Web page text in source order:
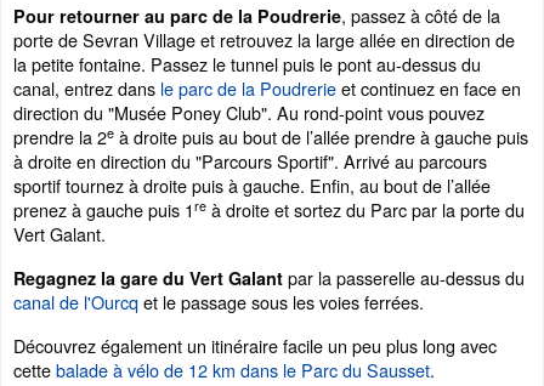
Pour retourner au parc de la Poudrerie, passez à côté de la
porte de Sevran Village et retrouvez la large allée en direction de
la petite fontaine. Passez le tunnel puis le pont au-dessus du
canal, entrez dans le parc de la Poudrerieet continuez en face en
direction du "Musée Poney Club". Au rond-point vous pouvez
prendre la 2e à droite puis au bout de l’allée prendre à gauche puis
à droite en direction du "Parcours Sportif". Arrivé au parcours
sportif tournez à droite puis à gauche. Enfin, au bout de l’allée
prenez à gauche puis 1 re à droite et sortez du Parc par la porte du
Vert Galant.
Regagnez la gare du Vert Galant par la passerelle au-dessus du
canal de l'Ourcqet le passage sous les voies ferrées.
Découvrez également un itinéraire facile un peu plus long avec
cettebalade à vélo de 12 km dans le Parc du Sausset.